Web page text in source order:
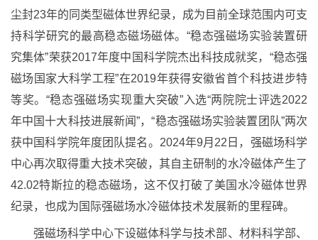
尘封23年的同类型磁体世界纪录，成为目前全球范围内可支
持科学研究的最高稳态磁场磁体。“稳态强磁场实验装置研
究集体”荣获2017年度中国科学院杰出科技成就奖，“稳态强
磁场国家大科学工程”在2019年获得安徽省首个科技进步特
等奖。“稳态强磁场实现重大突破”入选“两院院士评选2022
年中国十大科技进展新闻”，“稳态强磁场实验装置团队”两次
获中国科学院年度团队提名。2024年9月22日，强磁场科学
中心再次取得重大技术突破，其自主研制的水冷磁体产生了
42.02特斯拉的稳态磁场，这不仅打破了美国水冷磁体世界
纪录，也成为国际强磁场水冷磁体技术发展新的里程碑。
强磁场科学中心下设磁体科学与技术部、材料科学部、